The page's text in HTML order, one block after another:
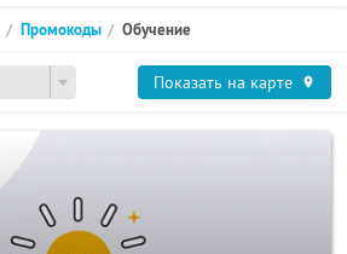
Промокоды Обучение
Показать на карте